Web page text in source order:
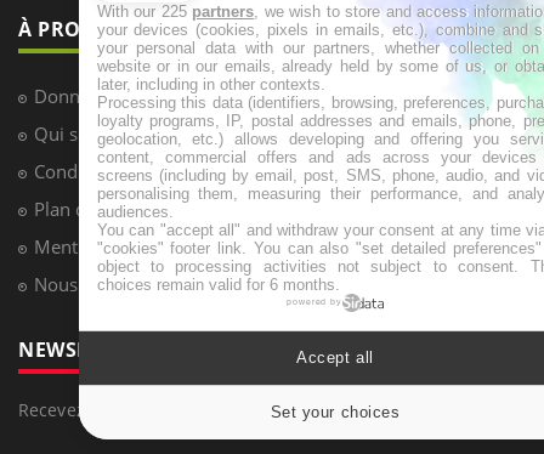
À PROPOS
Données personnelles et cookies
Qui sommes-nous
Conditions d'utilisation
Plan du site
Mentions Légales
Nous contacter
NEWSLETTER
Recevez toutes les semaines les meilleures infos santé
With our 225 partners , we wish to store and access
your devices (cookies, pixels in emails, etc.), combine and
your personal data with our partners, whether collected
website or in our emails, already held by some of us, or
later, including in other contexts.
Processing this data (identifiers, browsing, preferences,
loyalty programs, IP, postal addresses and emails, phone,
geolocation, etc.) allows developing and offering you
content, commercial offers and ads across your devices
screens (including by email, post, SMS, phone, audio, and
personalising them, measuring their performance, and
audiences.
You can "accept all" and withdraw your consent at any time
"cookies" footer link . You can also "set detailed
object to processing activities not subject to consent.
choices remain valid for 6 months.
powered by
Set your choices
Accept all